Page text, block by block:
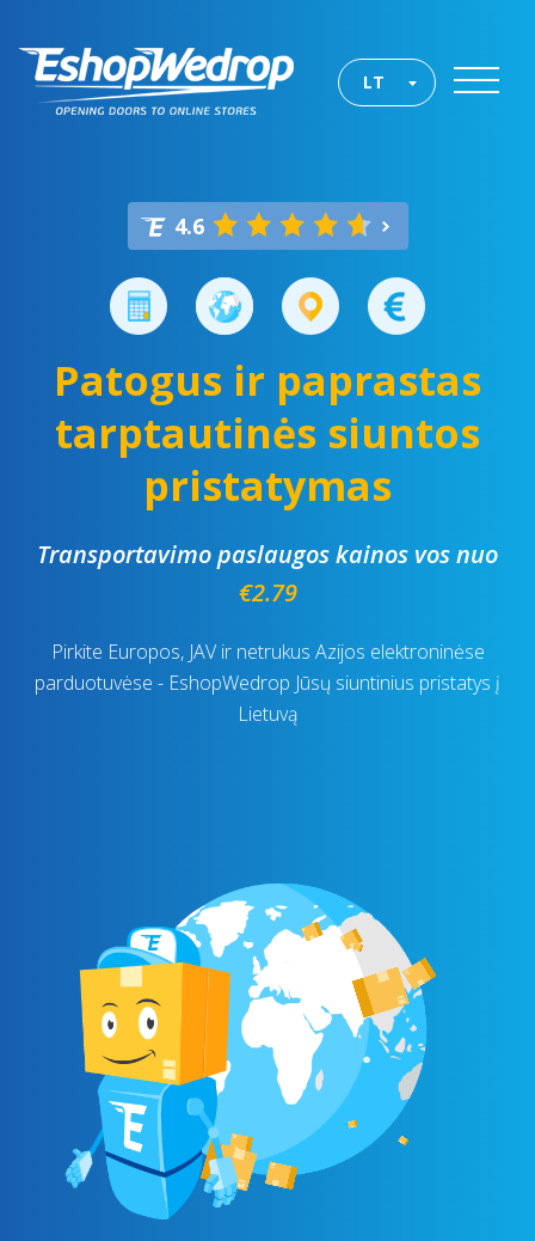
LT
4.6
Patogus ir paprastas
tarptautinės siuntos
pristatymas
Transportavimo paslaugos kainos vos nuo
€2.79
Pirkite Europos, JAV ir netrukus Azijos elektroninėse
parduotuvėse - EshopWedrop Jūsų siuntinius pristatys į
Lietuvą